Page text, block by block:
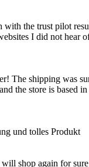
with the trust pilot
I did not hear
The shipping was
the store is based
und tolles Produkt
shop again for